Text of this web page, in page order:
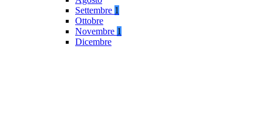
Settembre 1
Ottobre
Novembre 1
Dicembre